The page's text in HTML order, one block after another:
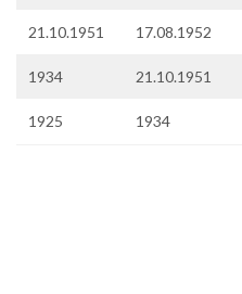
21.10.1951 17.08.1952
1934 21.10.1951
1925 1934